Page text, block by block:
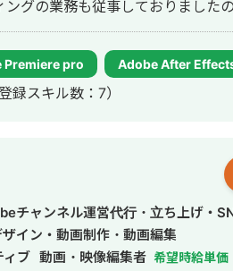
ど、目的や数字にコミットした映像
なく、1日6時間〜12時間は確保で
ラインでも可能です。 日中、夜共
・迅速・柔軟に対応させていただ
detl64zb.html ・アンダーズ東京虎ノ門ヒルズ
・ECサイト誘導インフォグラフィッ
525c8328ed ・スマホ向け広告クリエイ
Ver） https://vimeo.com/365272885/
エル・ロブションPR https://
Premiere pro Adobe After
登録スキル数：7）
チャンネル運営代行・立ち上げ・
イン・動画制作・動画編集
ィブ 動画・映像編集者 希望時給単価